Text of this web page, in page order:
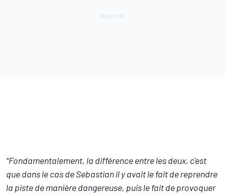
"Fondamentalement, la différence entre les deux, c'est
que dans le cas de Sebastian il y avait le fait de reprendre
la piste de manière dangereuse, puis le fait de provoquer